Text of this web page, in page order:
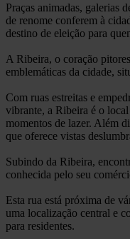
Praças animadas, galerias
de renome conferem à
destino de eleição para
A Ribeira, o coração
emblemáticas da cidade,
Com ruas estreitas e
vibrante, a Ribeira é o
momentos de lazer. Além
que oferece vistas
Subindo da Ribeira,
conhecida pelo seu
Esta rua está próxima de
uma localização central e
para residentes.